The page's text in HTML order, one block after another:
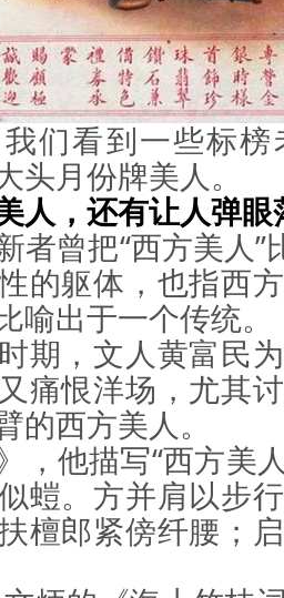
们看到一些标
头月份牌美人。
人，还有让人弹
者曾把“西方美人”
的躯体，也指西
喻出于一个传统。
期，文人黄富民
痛恨洋场，尤其
的西方美人。
，他描写“西方美
螘。方并肩以步
檀郎紧傍纤腰；